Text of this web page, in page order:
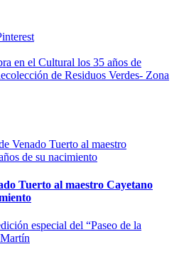
en el Cultural los 35 años de
de Residuos Verdes- Zona
Tuerto al maestro Cayetano